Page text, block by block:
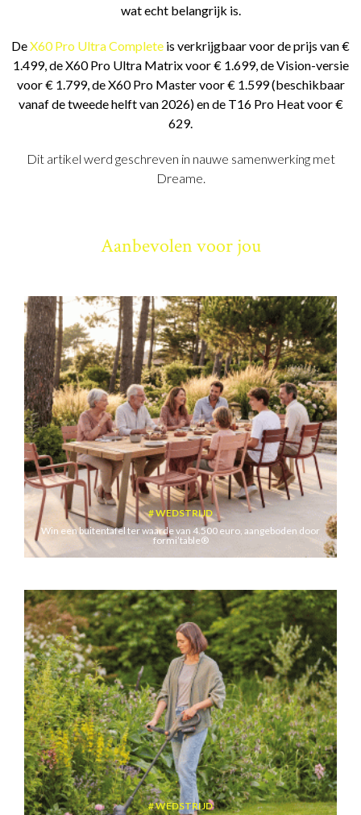
wat echt belangrijk is.
DeX60 Pro Ultra Complete is verkrijgbaar voor de prijs van €
1.499, de X60 Pro Ultra Matrix voor € 1.699, de Vision-versie
voor € 1.799, de X60 Pro Master voor € 1.599 (beschikbaar
vanaf de tweede helft van 2026) en de T16 Pro Heat voor €
629.
Dit artikel werd geschreven in nauwe samenwerking met
Dreame.
Aanbevolen voor jou
WEDSTRIJD
Win een buitentafel ter waarde van 4.500 euro, aangeboden door
formi’table®
WEDSTRIJD